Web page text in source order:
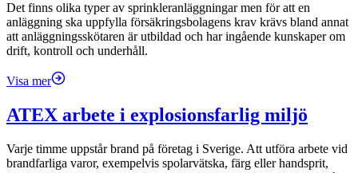
Det finns olika typer av sprinkleranläggningar men för att en
anläggning ska uppfylla försäkringsbolagens krav krävs bland annat
att anläggningsskötaren är utbildad och har ingående kunskaper om
drift, kontroll och underhåll.
Visa mer
ATEX arbete i explosionsfarlig miljö
Varje timme uppstår brand på företag i Sverige. Att utföra arbete vid
brandfarliga varor, exempelvis spolarvätska, färg eller handsprit,